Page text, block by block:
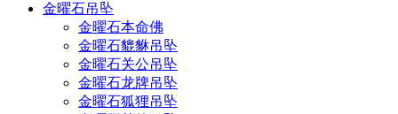
金曜石吊坠
金曜石本命佛
金曜石貔貅吊坠
金曜石关公吊坠
金曜石龙牌吊坠
金曜石狐狸吊坠